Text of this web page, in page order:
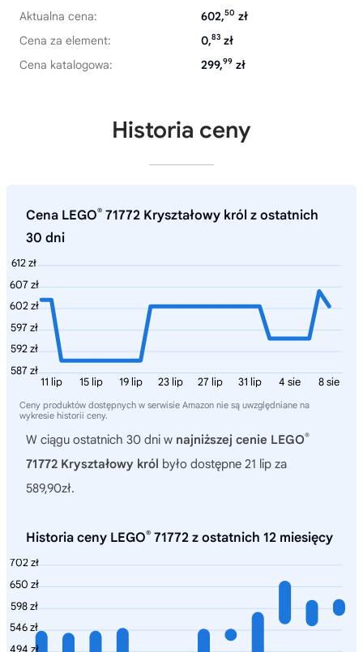
Aktualna cena:
602,50 zł
Cena za element:
0,83 zł
Cena katalogowa:
299,99 zł
Historia ceny
Cena LEGO® 71772 Kryształowy król z ostatnich
30 dni
612 zł
607 zł
602 zł
597 zł
592 zł
587 zł
8 sie
4 sie
31 lip
27 lip
23 lip
19 lip
15 lip
11 lip
Ceny produktów dostępnych w serwisie Amazon nie są uwzględniane na
wykresie historii ceny.
W ciągu ostatnich 30 dni w najniższej cenie LEGO®
71772 Kryształowy król było dostępne 21 lip za
589,90zł.
Historia ceny LEGO® 71772 z ostatnich 12 miesięcy
702 zł
650 zł
598 zł
546 zł
494 zł